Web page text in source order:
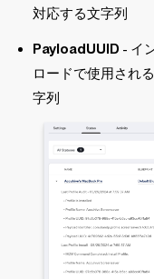
対応する文字列
PayloadUUID - イ
ロードで使用され
字列